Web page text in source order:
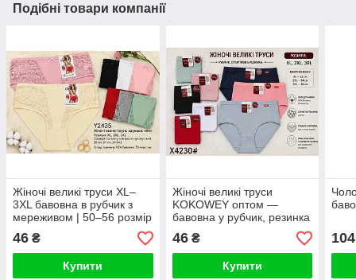
Подібні товари компанії
Жіночі великі труси XL–
3XL бавовна в рубчик з
мереживом | 50–56 розмір
| 12 шт ОПТ
46 ₴
Купити
Жіночі великі труси
KOKOWEY оптом —
бавовна у рубчик, резинка
SPORT, висока якість,
розміри 50–56 (XL–3XL)
46₴
Купити
104